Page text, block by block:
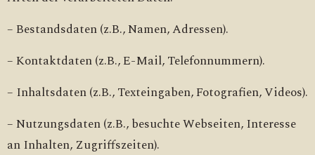
– Bestandsdaten (z.B., Namen, Adressen).
– Kontaktdaten (z.B., E-Mail, Telefonnummern).
– Inhaltsdaten (z.B., Texteingaben, Fotografien, Videos).
– Nutzungsdaten (z.B., besuchte Webseiten, Interesse
an Inhalten, Zugriffszeiten).